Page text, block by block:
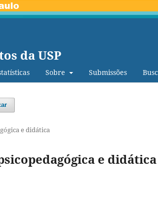
da USP
Sobre Submissões
e didática
e didática